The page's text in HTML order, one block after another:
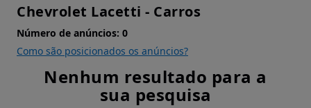
Chevrolet Lacetti - Carros
Número de anúncios: 0
Como são posicionados os anúncios?
Nenhum resultado para a
sua pesquisa